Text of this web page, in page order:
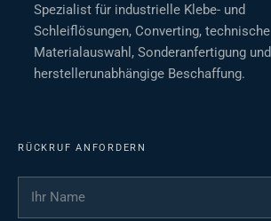
Spezialist für industrielle Klebe- und
Schleiflösungen, Converting, technische
Materialauswahl, Sonderanfertigung und
herstellerunabhängige Beschaffung.
RÜCKRUF ANFORDERN
Ihr Name